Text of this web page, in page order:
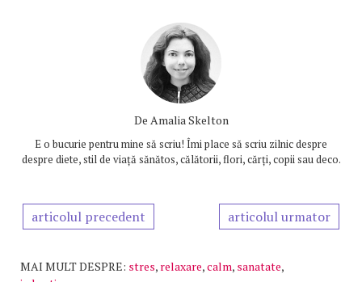
De Amalia Skelton
E o bucurie pentru mine să scriu! Îmi place să scriu zilnic despre
despre diete, stil de viață sănătos, călătorii, flori, cărți, copii sau deco.
articolul precedent articolul urmator
MAI MULT DESPRE: stres, relaxare,calm, sanatate,